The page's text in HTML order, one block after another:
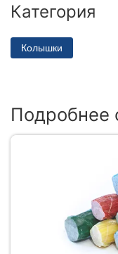
Категория
Колышки
Подробнее